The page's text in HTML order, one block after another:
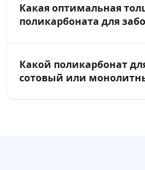
Какая оптимальная
поликарбоната для
Какой поликарбонат
сотовый или